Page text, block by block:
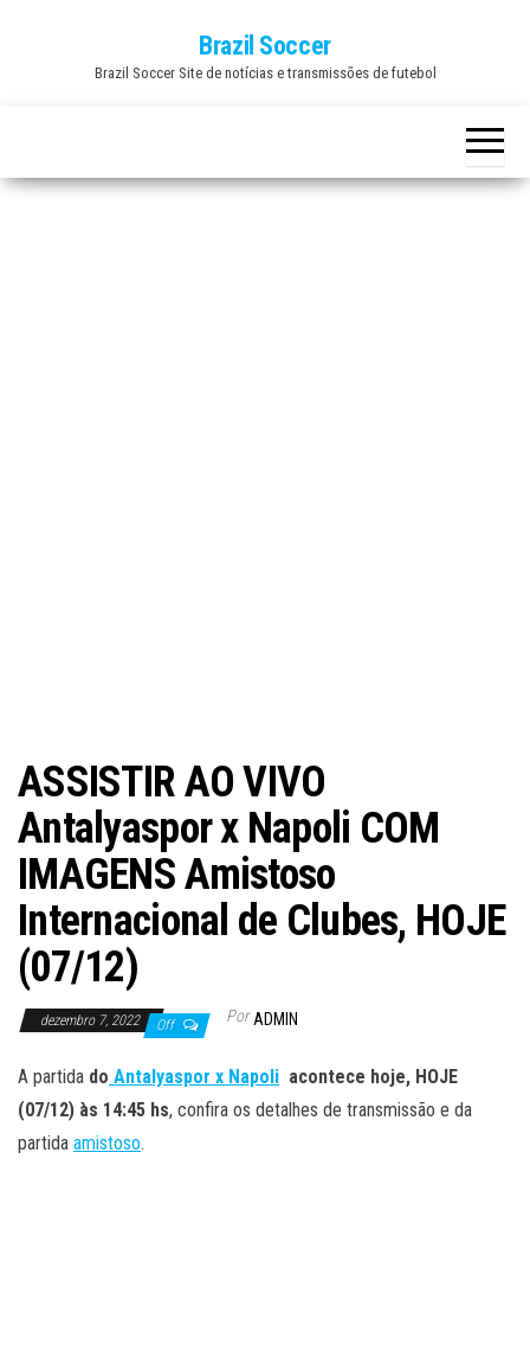
Brazil Soccer
Brazil Soccer Site de notícias e transmissões de futebol
ASSISTIR AO VIVO
Antalyaspor x Napoli COM
IMAGENS Amistoso
Internacional de Clubes, HOJE
(07/12)
dezembro 7, 2022 Off Por ADMIN
A partida do Antalyaspor x Napoli acontece hoje, HOJE
(07/12) às 14:45 hs, confira os detalhes de transmissão e da
partida amistoso.